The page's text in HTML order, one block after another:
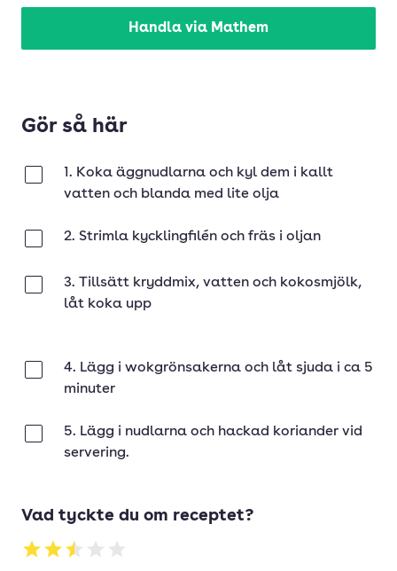
Handla via Mathem
Gör så här
1. Koka äggnudlarna och kyl dem i kallt
vatten och blanda med lite olja
2. Strimla kycklingfilén och fräs i oljan
3. Tillsätt kryddmix, vatten och kokosmjölk,
låt koka upp
4. Lägg i wokgrönsakerna och låt sjuda i ca 5
minuter
5. Lägg i nudlarna och hackad koriander vid
servering.
Vad tyckte du om receptet?